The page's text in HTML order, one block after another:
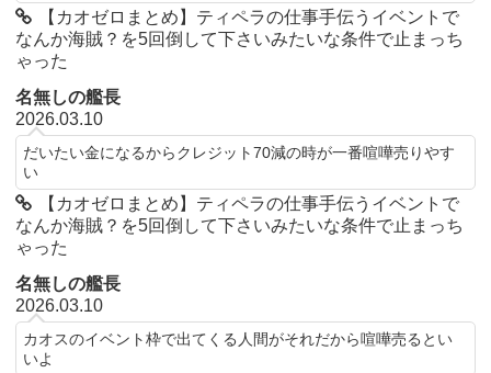
【カオゼロまとめ】ティペラの仕事手伝うイベントで
なんか海賊？を5回倒して下さいみたいな条件で止まっち
ゃった
名無しの艦長
2026.03.10
だいたい金になるからクレジット70減の時が一番喧嘩売りやす
い
【カオゼロまとめ】ティペラの仕事手伝うイベントで
なんか海賊？を5回倒して下さいみたいな条件で止まっち
ゃった
名無しの艦長
2026.03.10
カオスのイベント枠で出てくる人間がそれだから喧嘩売るとい
いよ